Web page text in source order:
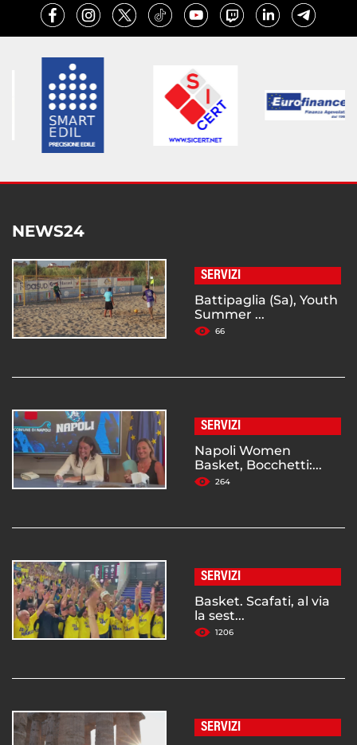
NEWS24
SERVIZI
Battipaglia (Sa), Youth
Summer ...
66
SERVIZI
Napoli Women
Basket, Bocchetti:...
264
SERVIZI
Basket. Scafati, al via
la sest...
1206
SERVIZI